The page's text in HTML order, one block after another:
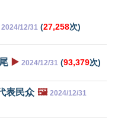
2024/12/31 (27,258次)
▶️ 2024/12/31 (93,379次)
表民众 🖼️ 2024/12/31